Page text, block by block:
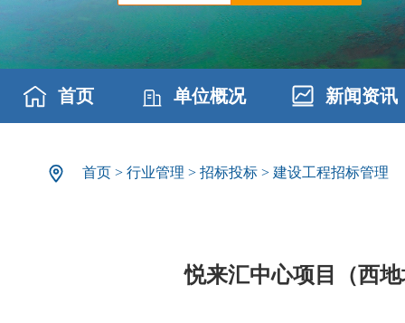
首页 单位概况 新闻资讯
首页 > 行业管理 > 招标投标 > 建设工程招标管理
悦来汇中心项目（西